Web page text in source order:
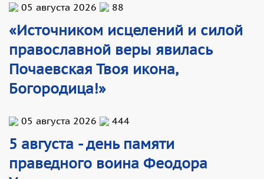
05 августа 2026 88
«Источником исцелений и силой
православной веры явилась
Почаевская Твоя икона,
Богородица!»
05 августа 2026 444
5 августа - день памяти
праведного воина Феодора